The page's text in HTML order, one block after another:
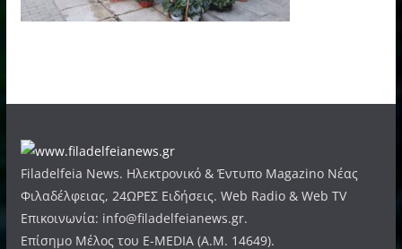
Filadelfeia News. Ηλεκτρονικό & Έντυπο Magazino Νέας
Φιλαδέλφειας, 24ΩΡΕΣ Ειδήσεις. Web Radio & Web TV
Επικοινωνία: info@filadelfeianews.gr.
Επίσημο Μέλος του E-MEDIA (A.M. 14649).